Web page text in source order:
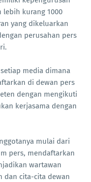
lebih kurang 1000
yang dikeluarkan
perusahan pers
media dimana
di dewan pers
dengan mengikuti
kerjasama dengan
mulai dari
pers, mendaftarkan
wartawan
dan cita-cita dewan